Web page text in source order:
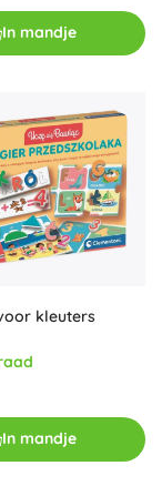
In mandje
kleuters
In mandje